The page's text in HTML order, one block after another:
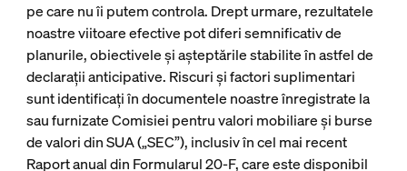
pe care nu îi putem controla. Drept urmare, rezultatele
noastre viitoare efective pot diferi semnificativ de
planurile, obiectivele și așteptările stabilite în astfel de
declarații anticipative. Riscuri și factori suplimentari
sunt identificați în documentele noastre înregistrate la
sau furnizate Comisiei pentru valori mobiliare și burse
de valori din SUA („SEC”), inclusiv în cel mai recent
Raport anual din Formularul 20-F, care este disponibil